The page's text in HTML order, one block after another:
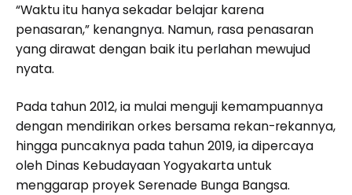
“Waktu itu hanya sekadar belajar karena
penasaran,” kenangnya. Namun, rasa penasaran
yang dirawat dengan baik itu perlahan mewujud
nyata.
Pada tahun 2012, ia mulai menguji kemampuannya
dengan mendirikan orkes bersama rekan-rekannya,
hingga puncaknya pada tahun 2019, ia dipercaya
oleh Dinas Kebudayaan Yogyakarta untuk
menggarap proyek Serenade Bunga Bangsa.